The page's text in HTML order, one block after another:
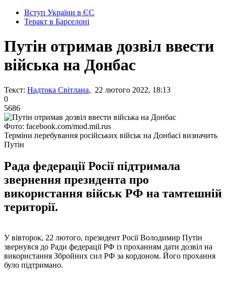
Вступ України в ЄС
Теракт в Барселоні
Путін отримав дозвіл ввести
війська на Донбас
Текст: Надтока Світлана, 22 лютого 2022, 18:13
0
5686
Фото: facebook.com/mod.mil.rus
Терміни перебування російських військ на Донбасі визначить
Путін
Рада федерації Росії підтримала
звернення президента про
використання військ РФ на тамтешній
території.
У вівторок, 22 лютого, президент Росії Володимир Путін
звернувся до Ради федерації РФ із проханням дати дозвіл на
використання Збройних сил РФ за кордоном. Його прохання
було підтримано.